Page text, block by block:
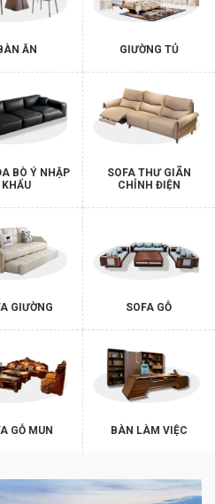
ĂN GIƯỜNG TỦ
BÒ Ý NHẬP
KHẨU
SOFA THƯ GIÃN
CHỈNH ĐIỆN
GIƯỜNG SOFA GỖ
GỖ MUN BÀN LÀM VIỆC